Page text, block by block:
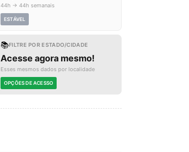
44h → 44h semanais
ESTÁVEL
📚FILTRE POR ESTADO/CIDADE
Acesse agora mesmo!
Esses mesmos dados por localidade
OPÇÕES DE ACESSO